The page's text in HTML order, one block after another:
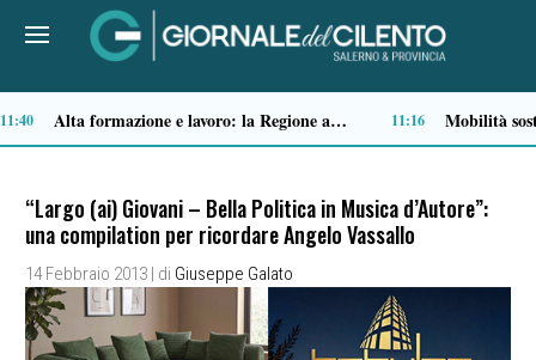
Serie C, ecco il calendario della Salernitana: debutto all’Arechi contro il Sorrento 09:22
“Largo (ai) Giovani – Bella Politica in Musica d’Autore”:
una compilation per ricordare Angelo Vassallo
14 Febbraio 2013 | di Giuseppe Galato